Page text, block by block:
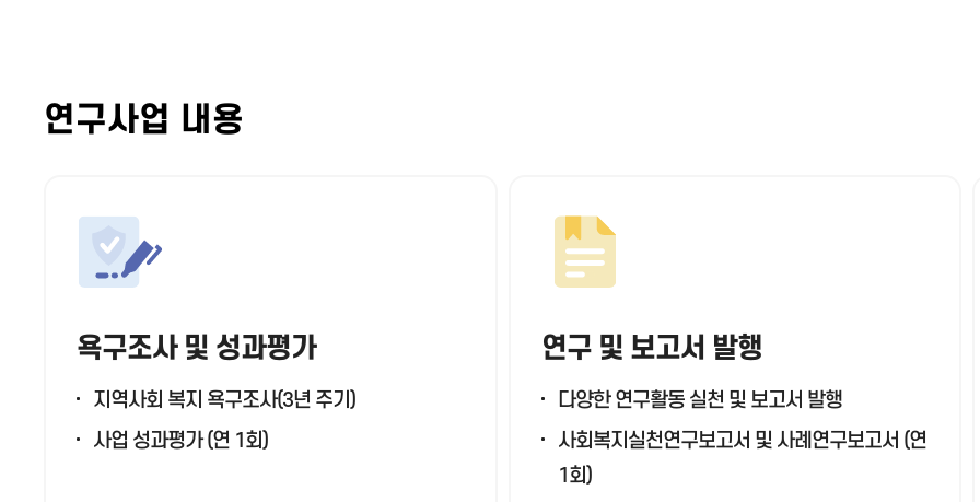
연구사업 내용
욕구조사 및 성과평가
지역사회 복지 욕구조사(3년 주기)
사업 성과평가 (연 1회)
연구 및 보고서 발행
다양한 연구활동 실천 및 보고서 발행
사회복지실천연구보고서 및 사례연구보고서 (연
1회)